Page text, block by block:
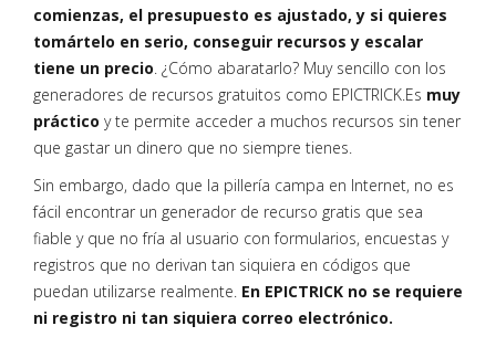
comienzas, el presupuesto es ajustado, y si quieres
tomártelo en serio, conseguir recursos y escalar
tiene un precio. ¿Cómo abaratarlo? Muy sencillo con los
generadores de recursos gratuitos como EPICTRICK.Es muy
práctico y te permite acceder a muchos recursos sin tener
que gastar un dinero que no siempre tienes.
Sin embargo, dado que la pillería campa en Internet, no es
fácil encontrar un generador de recurso gratis que sea
fiable y que no fría al usuario con formularios, encuestas y
registros que no derivan tan siquiera en códigos que
puedan utilizarse realmente. En EPICTRICK no se requiere
ni registro ni tan siquiera correo electrónico.